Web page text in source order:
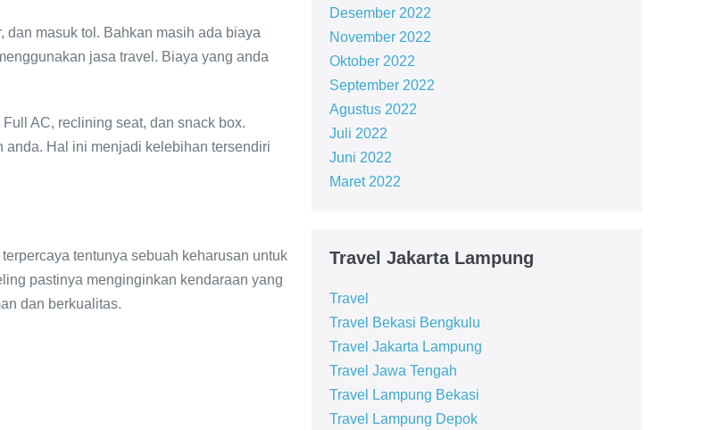
masuk tol. Bahkan masih ada biaya
jasa travel. Biaya yang anda
AC, reclining seat, dan snack box.
Hal ini menjadi kelebihan tersendiri
tentunya sebuah keharusan untuk
pastinya menginginkan kendaraan yang
dan berkualitas.
Desember 2022
November 2022
Oktober 2022
September 2022
Agustus 2022
Juli 2022
Juni 2022
Maret 2022
Travel Jakarta Lampung
Travel
Travel Bekasi Bengkulu
Travel Jakarta Lampung
Travel Jawa Tengah
Travel Lampung Bekasi
Travel Lampung Depok